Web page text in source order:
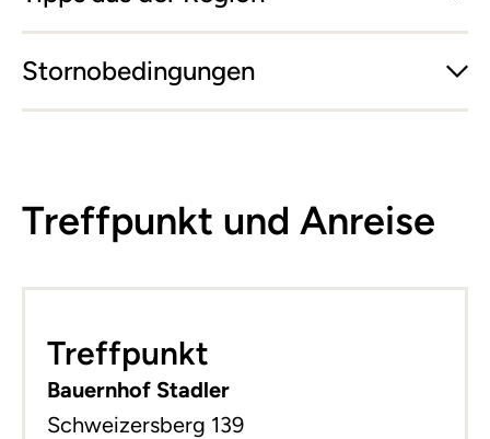
Stornobedingungen
Treffpunkt und Anreise
−
Treffpunkt
Bauernhof Stadler
Schweizersberg 139